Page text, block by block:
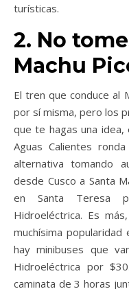
turísticas.
2. No
Machu
El tren que conduce al
por sí misma, pero los
que te hagas una
Aguas Calientes
alternativa tomando
desde Cusco a Santa
en Santa Teresa
Hidroeléctrica. Es
muchísima
hay minibuses que
Hidroeléctrica por
caminata de 3 horas